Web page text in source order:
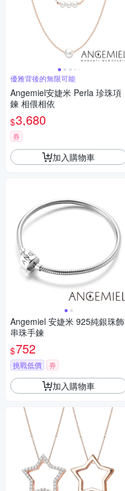
優雅背後的無限可能
Angemiel安婕米 Perla 珍珠項
鍊 相偎相依
$3,680
券
加入購物車
Angemiel 安婕米 925純銀珠飾
串珠手鍊
$752
挑戰低價 券
加入購物車